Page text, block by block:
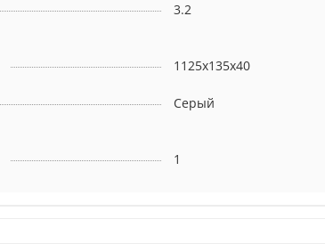
3.2
1125x135x40
Серый
1